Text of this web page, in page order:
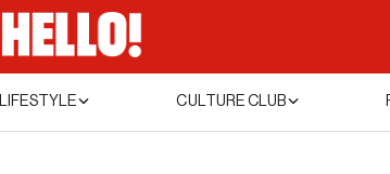
LIFESTYLE CULTURE CLUB